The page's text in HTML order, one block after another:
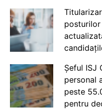
Șeful ISJ
personal
peste
pentru